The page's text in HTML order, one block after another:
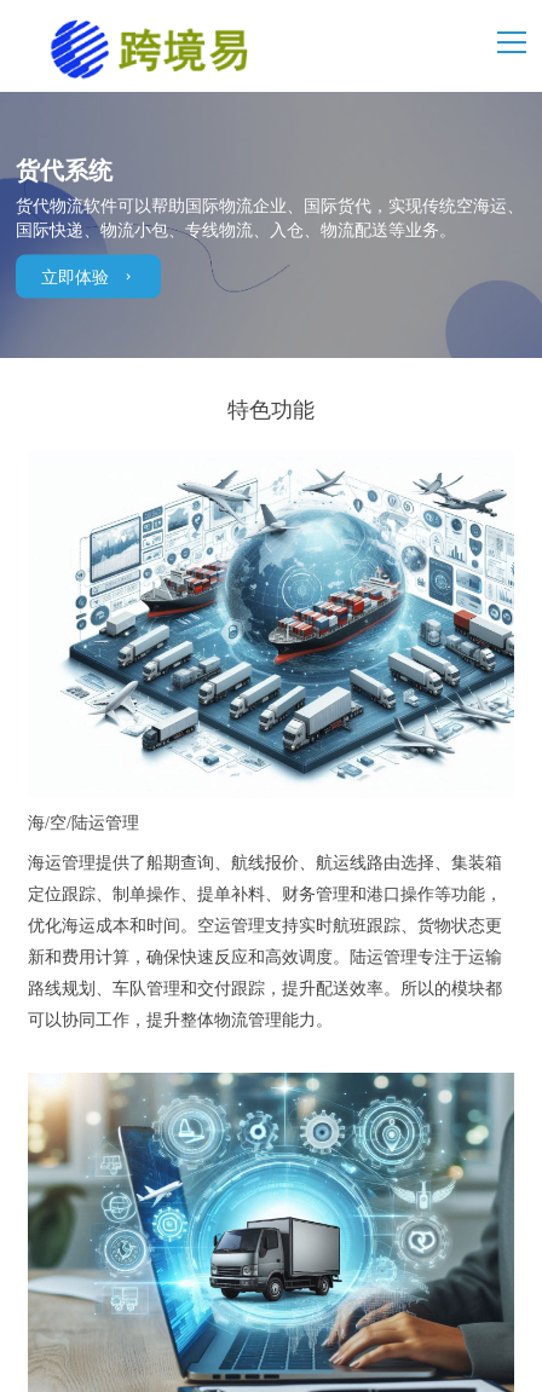
货代系统
货代物流软件可以帮助国际物流企业、国际货代，实现传统空海运、
国际快递、物流小包、专线物流、入仓、物流配送等业务。
立即体验
特色功能
海/空/陆运管理
海运管理提供了船期查询、航线报价、航运线路由选择、集装箱
定位跟踪、制单操作、提单补料、财务管理和港口操作等功能，
优化海运成本和时间。空运管理支持实时航班跟踪、货物状态更
新和费用计算，确保快速反应和高效调度。陆运管理专注于运输
路线规划、车队管理和交付跟踪，提升配送效率。所以的模块都
可以协同工作，提升整体物流管理能力。